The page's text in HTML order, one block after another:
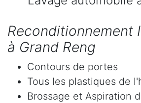
Reconditionnement
à Grand Reng
Contours de portes
Tous les plastiques de
Brossage et Aspiration